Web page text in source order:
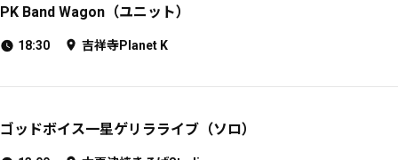
PK Band Wagon（ユニット）
18:30 吉祥寺Planet K
ゴッドボイス一星ゲリラライブ（ソロ）